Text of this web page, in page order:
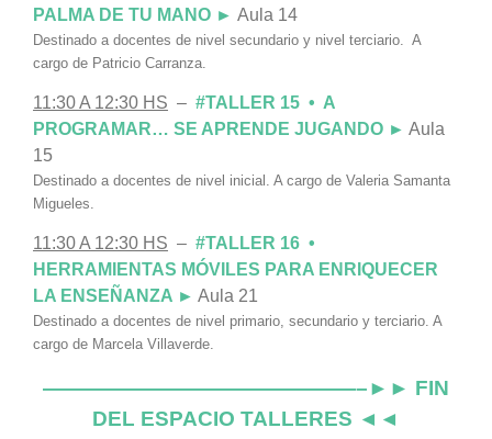
PALMA DE TU MANO ► Aula 14
Destinado a docentes de nivel secundario y nivel terciario. A
cargo de Patricio Carranza.
11:30 A 12:30 HS – #TALLER 15 • A
PROGRAMAR… SE APRENDE JUGANDO ► Aula
15
Destinado a docentes de nivel inicial. A cargo de Valeria Samanta
Migueles.
11:30 A 12:30 HS – #TALLER 16 •
HERRAMIENTAS MÓVILES PARA ENRIQUECER
LA ENSEÑANZA ► Aula 21
Destinado a docentes de nivel primario, secundario y terciario. A
cargo de Marcela Villaverde.
———————————————–►► FIN
DEL ESPACIO TALLERES ◄◄